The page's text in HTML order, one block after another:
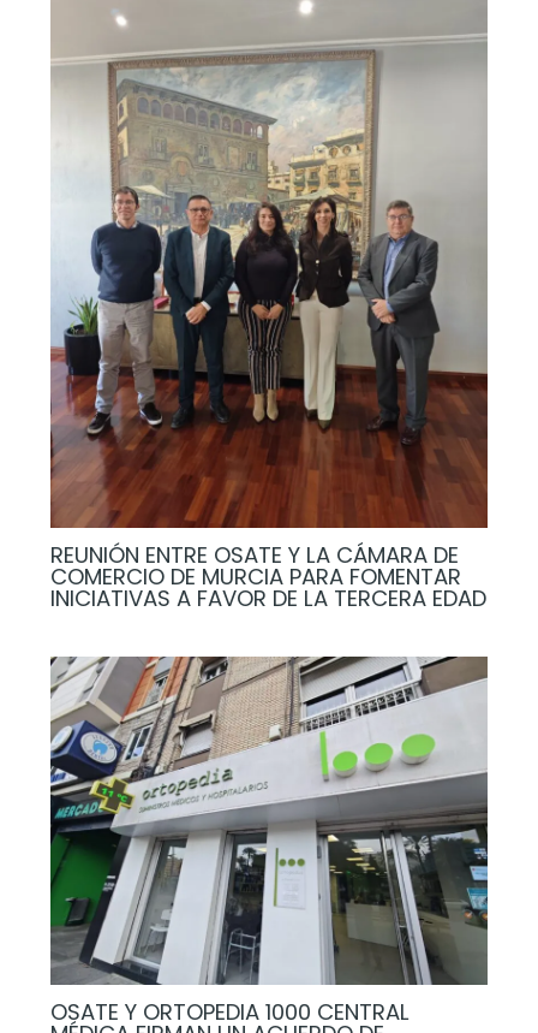
REUNIÓN ENTRE OSATE Y LA CÁMARA DE
COMERCIO DE MURCIA PARA FOMENTAR
INICIATIVAS A FAVOR DE LA TERCERA EDAD
OSATE Y ORTOPEDIA 1000 CENTRAL